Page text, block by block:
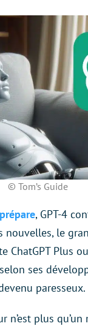
© Tom’s Guide
, GPT-4
nouvelles, le
ChatGPT Plus
ses
paresseux.
n’est plus qu’un